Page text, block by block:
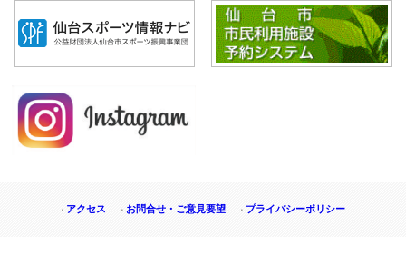
アクセス お問合せ・ご意見要望 プライバシーポリシー